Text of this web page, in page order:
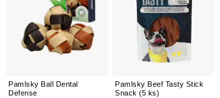
Pamlsky Ball Dental
Defense
Pamlsky Beef Tasty Stick
Snack (5 ks)